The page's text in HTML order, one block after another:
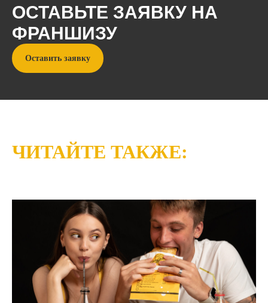
ОСТАВЬТЕ ЗАЯВКУ НА
ФРАНШИЗУ
Оставить заявку
ЧИТАЙТЕ ТАКЖЕ:
© cheburek.me, 2024
Политика конфиденциальности
Информация, указанная на сайте,
не является публичной офертой. Подробную
информацию уточняйте у менеджеров.